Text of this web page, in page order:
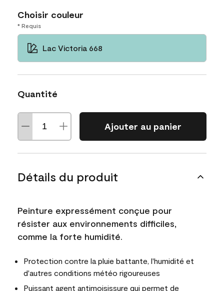
Choisir couleur
* Requis
Lac Victoria 668
Quantité
Ajouter au panier
Détails du produit
Peinture expressément conçue pour
résister aux environnements difficiles,
comme la forte humidité.
Protection contre la pluie battante, l'humidité et
d'autres conditions météo rigoureuses
Puissant agent antimoisissure qui permet de